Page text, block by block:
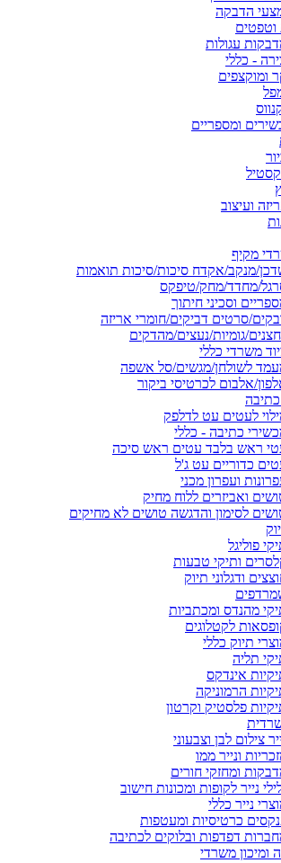
הדבקה
עגולות
- כללי
ומוקצפים
ומספריים
ועיצוב
מקיף
מנקב/אקדח סיכות/סיכות תואמות
מחדד/מחק/טיפקס
וסכיני חיתוך
סרטים דביקים/חומרי אריזה
גומיות/נעצים/מהדקים
משרדי כללי
לשולחן/מגשים/סל אשפה
אלבום לכרטיסי ביקור
לעטים עט לדלפק
כתיבה - כללי
ראש בלבד עטים ראש סיכה
כדוריים עט ג'ל
ועפרון מכני
ואביזרים ללוח מחיק
לסימון והדגשה טושים לא מחיקים
פוליגל
ותיקי טבעות
ודגלוני תיוק
מהנדס ומכתביות
לקטלוגים
תיוק כללי
תליה
אינדקס
הרמוניקה
פלסטיק וקרטון
צילום לבן וצבעוני
ונייר ממו
ומחזקי חורים
נייר לקופות ומכונות חישוב
נייר כללי
כרטיסיות ומעטפות
דפדפות ובלוקים לכתיבה
ומיכון משרדי